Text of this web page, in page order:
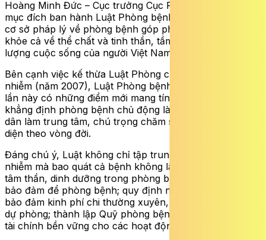
Hoàng Minh Đức – Cục trưởng Cục Phòng bệnh cho biết
mục đích ban hành Luật Phòng bệnh nhằm hoàn thiện
cơ sở pháp lý về phòng bệnh góp phần nâng cao sức
khỏe cả về thể chất và tinh thần, tầm vóc, tuổi thọ, chất
lượng cuộc sống của người Việt Nam.
Bên cạnh việc kế thừa Luật Phòng chống bệnh truyền
nhiễm (năm 2007), Luật Phòng bệnh được thông qua
lần này có những điểm mới mang tính đột phá như: Luật
khẳng định phòng bệnh chủ động là chính, lấy người
dân làm trung tâm, chú trọng chăm sóc sức khỏe toàn
diện theo vòng đời.
Đáng chú ý, Luật không chỉ tập trung vào bệnh truyền
nhiễm mà bao quát cả bệnh không lây nhiễm, rối hoạt
tâm thần, dinh dưỡng trong phòng bệnh và điều kiện
bảo đảm để phòng bệnh; quy định ngân sách nhà nước
bảo đảm kinh phí chi thường xuyên, chi đầu tư cho y tế
dự phòng; thành lập Quỹ phòng bệnh nhằm tạo nguồn
tài chính bền vững cho các hoạt động phòng bệnh.